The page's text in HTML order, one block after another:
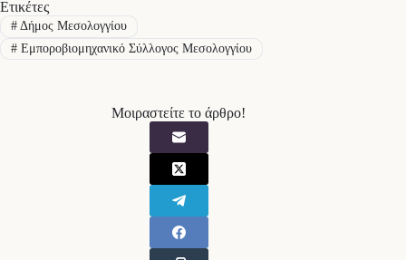
Ετικέτες
#Δήμος Μεσολογγίου
#Εμποροβιομηχανικό Σύλλογος Μεσολογγίου
Μοιραστείτε το άρθρο!